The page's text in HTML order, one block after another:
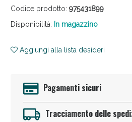
Codice prodotto: 975431899
Disponibilità: In magazzino
Aggiungi alla lista desideri
Pagamenti sicuri
Tracciamento delle
Anticellulite e Fanghi: